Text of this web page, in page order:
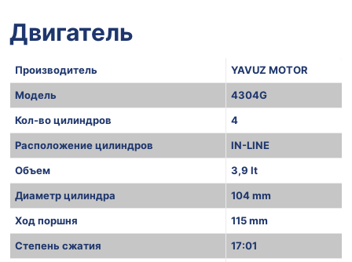
Двигатель
Производитель
YAVUZ MOTOR
Модель
4304G
Кол-во цилиндров
4
Расположение цилиндров
IN-LINE
Объем
3,9 lt
Диаметр цилиндра
104 mm
Ход поршня
115 mm
Степень сжатия
17:01